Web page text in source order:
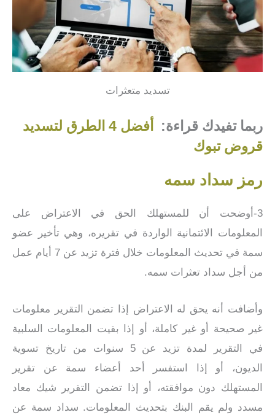
تسديد متعثرات
ربما تفيدك قراءة:
أفضل 4 الطرق لتسديد
قروض تبوك
رمز سداد سمه
3-أوضحت أن للمستهلك الحق في الاعتراض على
المعلومات الائتمانية الواردة في تقريره، وهي تأخير عضو
سمة في تحديث المعلومات خلال فترة تزيد عن 7 أيام عمل
من أجل سداد تعثرات سمه.
وأضافت أنه يحق له الاعتراض إذا تضمن التقرير معلومات
غير صحيحة أو غير كاملة، أو إذا بقيت المعلومات السلبية
في التقرير لمدة تزيد عن 5 سنوات من تاريخ تسوية
الديون، أو إذا استفسر أحد أعضاء سمة عن تقرير
المستهلك دون موافقته، أو إذا تضمن التقرير شيك معاد
مسدد ولم يقم البنك بتحديث المعلومات. سداد سمة عن